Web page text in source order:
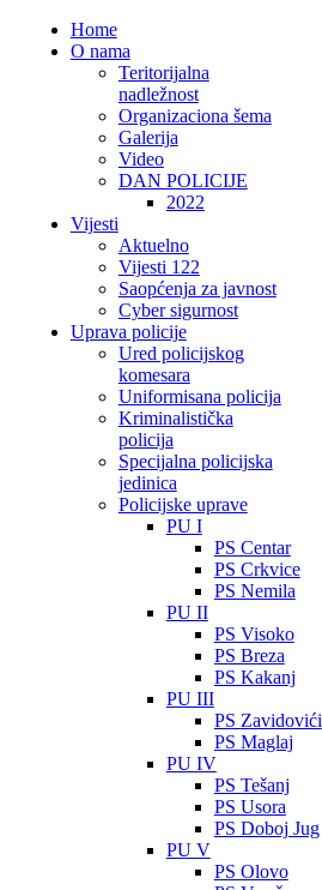
Home
O nama
Teritorijalna
nadležnost
Organizaciona šema
Galerija
Video
DAN POLICIJE
2022
Vijesti
Aktuelno
Vijesti 122
Saopćenja za javnost
Cyber sigurnost
Uprava policije
Ured policijskog
komesara
Uniformisana policija
Kriminalistička
policija
Specijalna policijska
jedinica
Policijske uprave
PU I
PS Centar
PS Crkvice
PS Nemila
PU II
PS Visoko
PS Breza
PS Kakanj
PU III
PS Zavidovići
PS Maglaj
PU IV
PS Tešanj
PS Usora
PS Doboj Jug
PU V
PS Olovo